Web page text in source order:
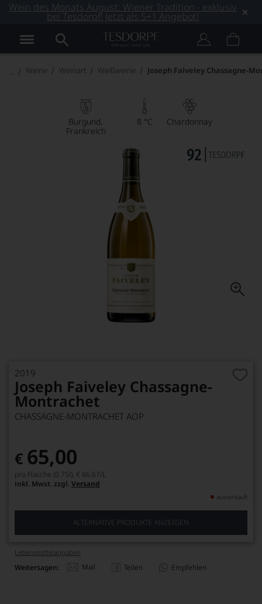
Wein des Monats August: Wiener Tradition - exklusiv
bei Tesdorpf! Jetzt als 5+1 Angebot!
Weine Weinart Weißweine Joseph Faiveley Chassagne-
Burgund
Frankreich
8 °C Chardonnay
2019
Joseph Faiveley Chassagne-
Montrachet
CHASSAGNE-MONTRACHET AOP
€ 65,00
pro Flasche (0.75l), € 86,67/L
inkl. Mwst. zzgl. Versand
ausverkauft
ALTERNATIVE PRODUKTE ANZEIGEN
Lebensmittel­angaben
Weitersagen: Mail Teilen Empfehlen